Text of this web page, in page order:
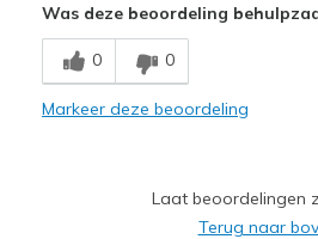
Durable
Stylish
View On Shoes
Shoes are for
Was deze beoordeling
0 0
Markeer deze beoordeling
Laat beoordelingen
Terug naar